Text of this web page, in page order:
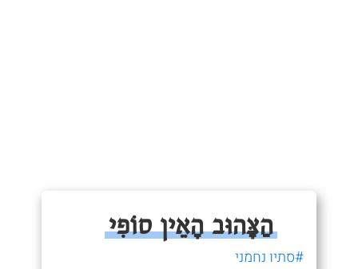
הַצָּהוּב הָאֵין סוֹפִי
#סתיו נחמני